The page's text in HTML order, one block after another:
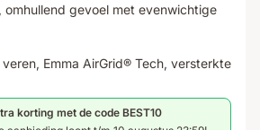
gevoel met evenwichtige
Emma AirGrid® Tech, versterkte
korting met de code BEST10